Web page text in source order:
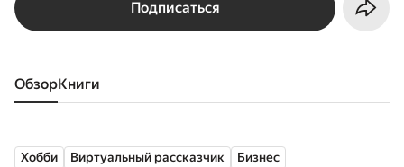
Подписаться
Обзор книги
Хобби Виртуальный рассказчик Бизнес